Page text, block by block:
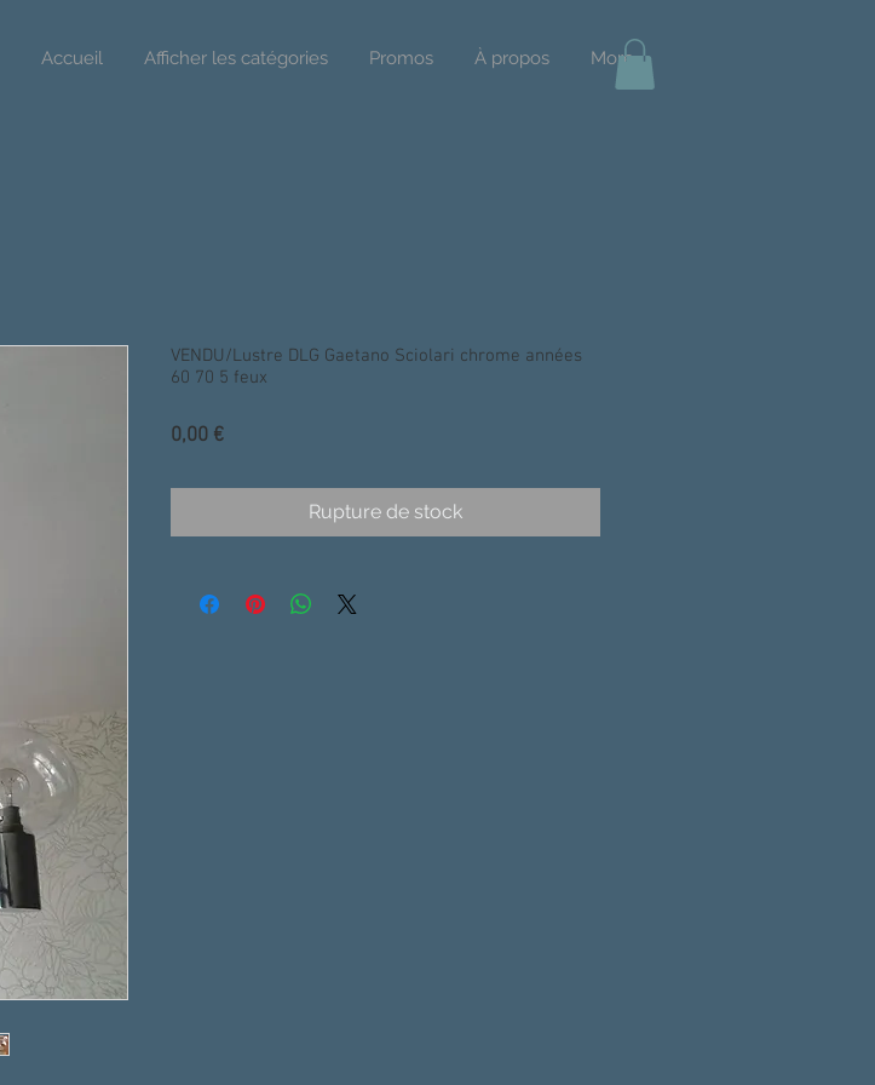
Accueil Afficher les catégories Promos À propos More
VENDU/Lustre DLG Gaetano Sciolari chrome années
60 70 5 feux
0,00 €Prix
Rupture de stock